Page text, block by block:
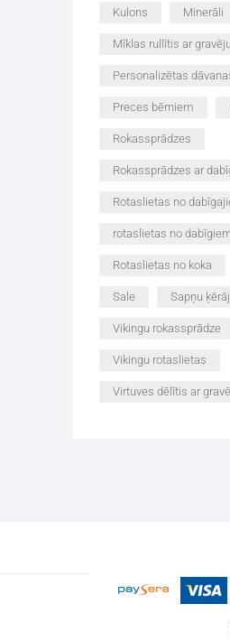
Kulons Minerāli
Mīklas rullītis ar
Personalizētas
Preces bērniem
Rokassprādzes
Rokassprādzes ar
Rotaslietas no
rotaslietas no
Rotaslietas no koka
Sale Sapņu
Vikingu rokassprādze
Vikingu rotaslietas
Virtuves dēlītis ar